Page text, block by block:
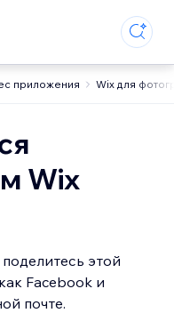
приложения Wix для
Wix
поделитесь этой
Facebook и
почте.